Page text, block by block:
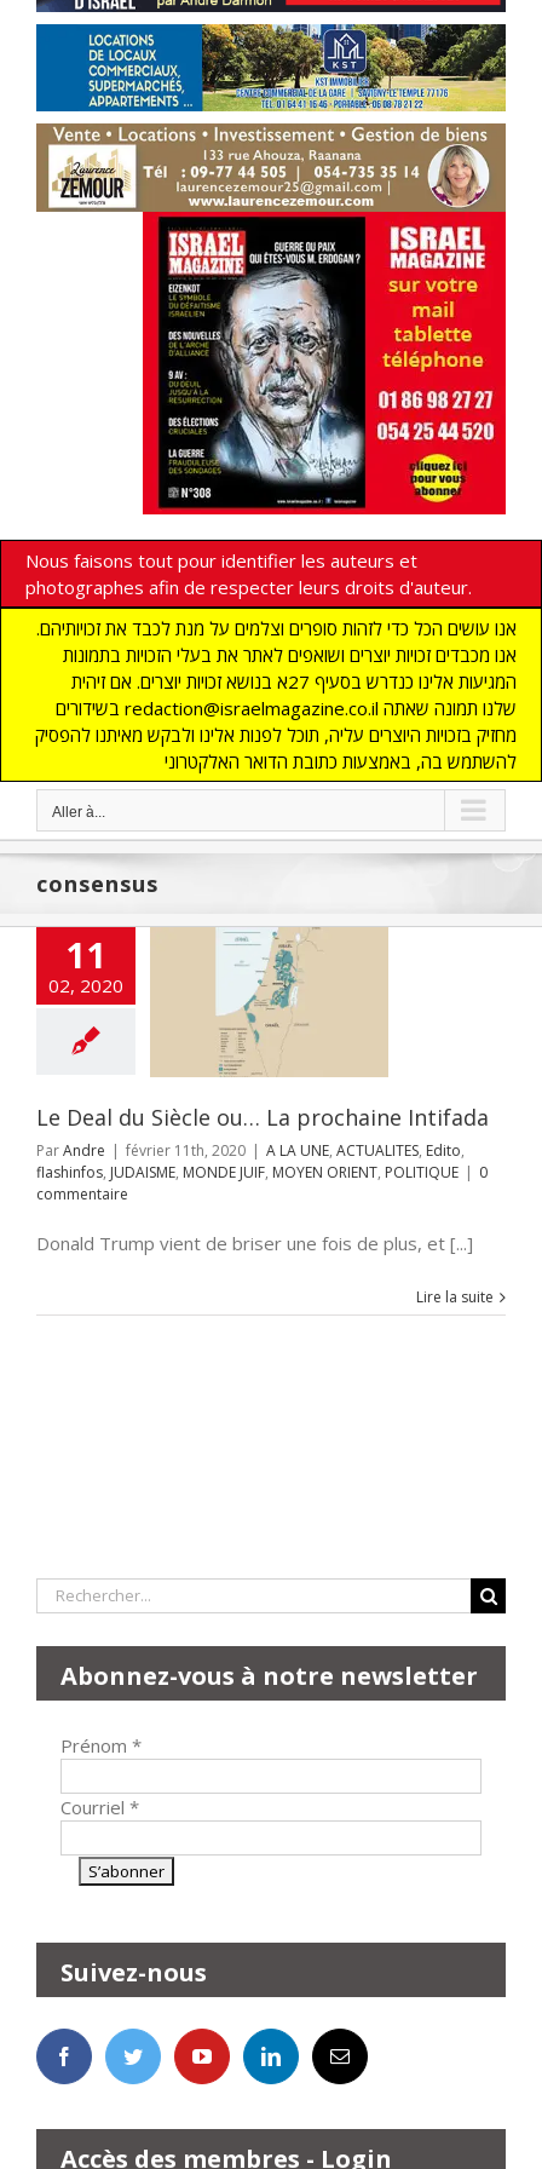
Nous faisons tout pour identifier les auteurs et
photographes afin de respecter leurs droits d'auteur.
אנו עושים הכל כדי לזהות סופרים וצלמים על מנת לכבד את זכויותיהם.
אנו מכבדים זכויות יוצרים ושואפים לאתר את בעלי הזכויות בתמונות
המגיעות אלינו כנדרש בסעיף 27א בנושא זכויות יוצרים. אם זיהית
בשידורים redaction@israelmagazine.co.il שלנו תמונה שאתה
מחזיק בזכויות היוצרים עליה, תוכל לפנות אלינו ולבקש מאיתנו להפסיק
להשתמש בה, באמצעות כתובת הדואר האלקטרוני
Aller à...
consensus
11
02, 2020
du Siècle ou…
Intifada
JUDAISME
Le Deal du Siècle ou… La prochaine Intifada
ParAndre | février 11th, 2020 | A LA UNE, ACTUALITES, Edito,
flashinfos, JUDAISME, MONDE JUIF, MOYEN ORIENT, POLITIQUE | 0
commentaire
Donald Trump vient de briser une fois de plus, et [...]
Lire la suite
Rechercher:
Abonnez-vous à notre newsletter
Prénom *
Courriel *
Suivez-nous
Accès des membres - Login